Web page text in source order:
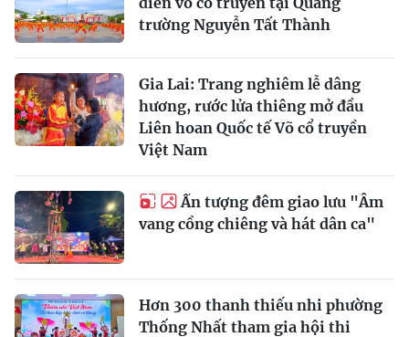
trường Nguyễn Tất Thành
Gia Lai: Trang nghiêm lễ dâng
hương, rước lửa thiêng mở đầu
Liên hoan Quốc tế Võ cổ truyền
Việt Nam
Ấn tượng đêm giao lưu "Âm
vang cồng chiêng và hát dân ca"
Hơn 300 thanh thiếu nhi phường
Thống Nhất tham gia hội thi